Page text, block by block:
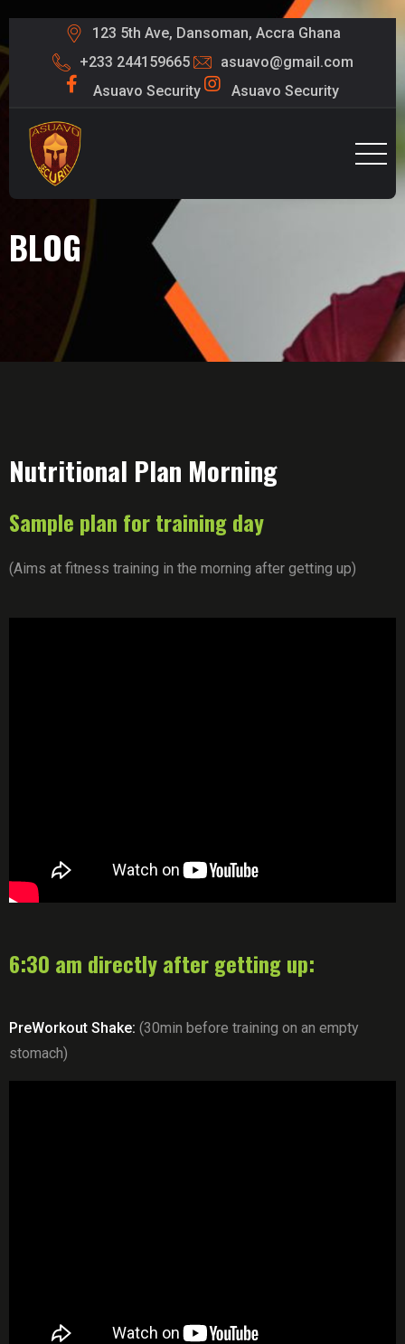
123 5th Ave, Dansoman, Accra Ghana
+233 244159665
asuavo@gmail.com
Asuavo Security
Asuavo Security
BLOG
Nutritional Plan Morning
Sample plan for training day
(Aims at fitness training in the morning after getting up)
6:30 am directly after getting up:
PreWorkout Shake: (30min before training on an empty
stomach)